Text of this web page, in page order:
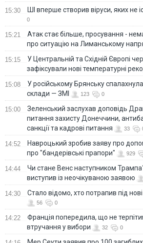
15:30 ШІ вперше створив віруси, яких не
0
15:21
Атак стає більше, просування -
про ситуацію на Лиманському
15:15
У Центральній та Східній Європі
зафіксували нові температурні
15:08
У російському Брянську
склади — ЗМІ
123 0
15:00
Зеленський заслухав доповідь
питання захисту Донеччини,
санкції та кадрові питання
33
14:52
Навроцький зробив заяву про
про "бандерівські прапори"
929
14:44
Чи стане Венс наступником
виступив із неочікуваною заявою
14:30 Стало відомо, хто потрапив під
56 0
14:22
Франція попередила, що не
втручання у вибори
32 0